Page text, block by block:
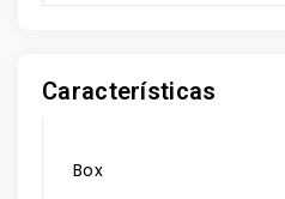
Características
Box